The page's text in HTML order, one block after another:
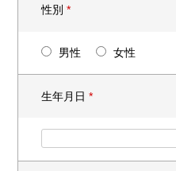
性別*
男性 女性
生年月日*